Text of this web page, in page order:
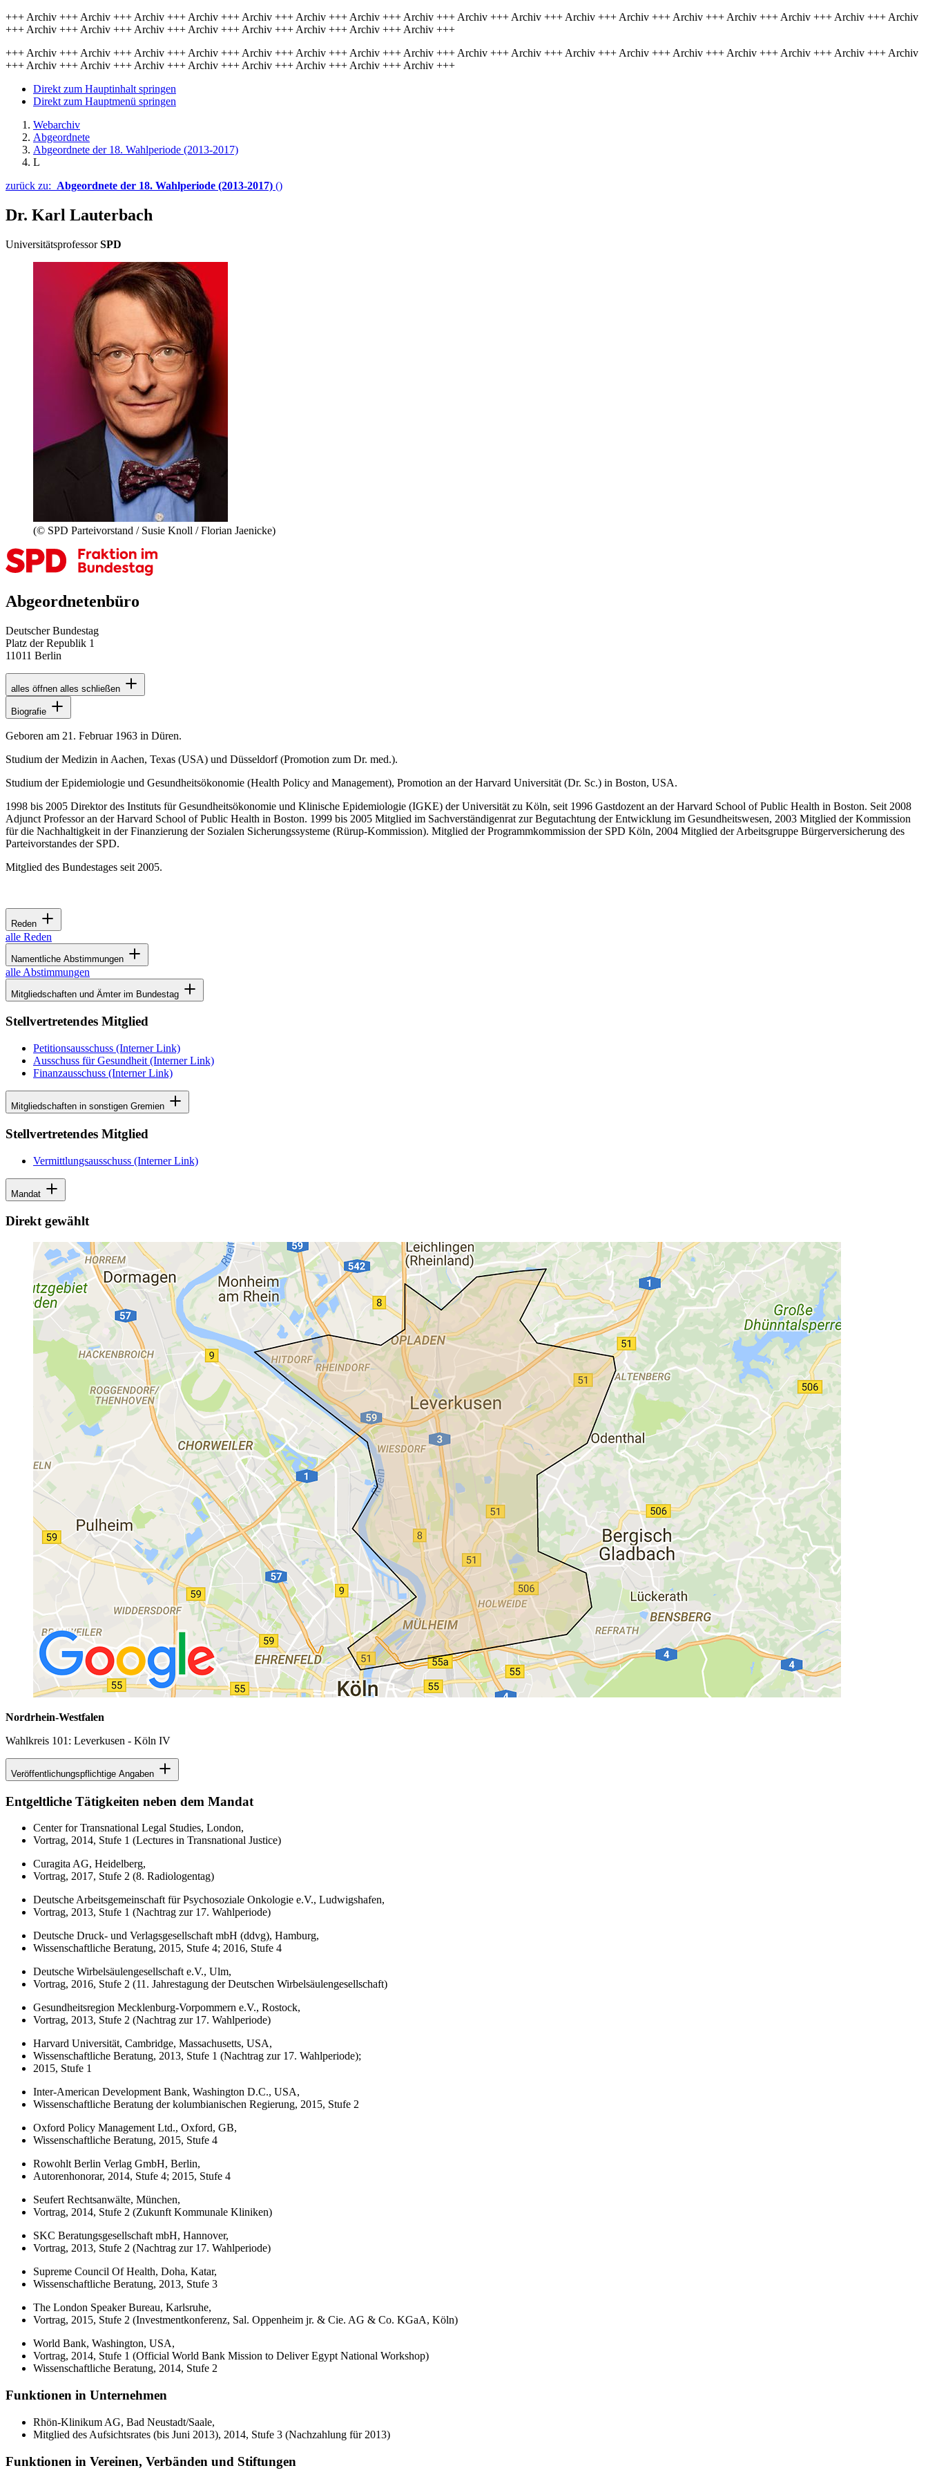
+++ Archiv +++ Archiv +++ Archiv +++ Archiv +++ Archiv +++ Archiv +++ Archiv +++ Archiv +++ Archiv +++ Archiv +++ Archiv +++ Archiv +++ Archiv +++ Archiv +++ Archiv +++ Archiv +++ Archiv
+++ Archiv +++ Archiv +++ Archiv +++ Archiv +++ Archiv +++ Archiv +++ Archiv +++ Archiv +++
+++ Archiv +++ Archiv +++ Archiv +++ Archiv +++ Archiv +++ Archiv +++ Archiv +++ Archiv +++ Archiv +++ Archiv +++ Archiv +++ Archiv +++ Archiv +++ Archiv +++ Archiv +++ Archiv +++ Archiv
+++ Archiv +++ Archiv +++ Archiv +++ Archiv +++ Archiv +++ Archiv +++ Archiv +++ Archiv +++
Direkt zum Hauptinhalt springen
Direkt zum Hauptmenü springen
Webarchiv
Abgeordnete
Abgeordnete der 18. Wahlperiode (2013-2017)
L
zurück zu: Abgeordnete der 18. Wahlperiode (2013-2017) ()
Dr. Karl Lauterbach
Universitätsprofessor SPD
(© SPD Parteivorstand / Susie Knoll / Florian Jaenicke)
Abgeordnetenbüro
Deutscher Bundestag
Platz der Republik 1
11011 Berlin
alles öffnen alles schließen
Biografie
Geboren am 21. Februar 1963 in Düren.
Studium der Medizin in Aachen, Texas (USA) und Düsseldorf (Promotion zum Dr. med.).
Studium der Epidemiologie und Gesundheitsökonomie (Health Policy and Management), Promotion an der Harvard Universität (Dr. Sc.) in Boston, USA.
1998 bis 2005 Direktor des Instituts für Gesundheitsökonomie und Klinische Epidemiologie (IGKE) der Universität zu Köln, seit 1996 Gastdozent an der Harvard School of Public Health in Boston. Seit 2008
Adjunct Professor an der Harvard School of Public Health in Boston. 1999 bis 2005 Mitglied im Sachverständigenrat zur Begutachtung der Entwicklung im Gesundheitswesen, 2003 Mitglied der Kommission
für die Nachhaltigkeit in der Finanzierung der Sozialen Sicherungssysteme (Rürup-Kommission). Mitglied der Programmkommission der SPD Köln, 2004 Mitglied der Arbeitsgruppe Bürgerversicherung des
Parteivorstandes der SPD.
Mitglied des Bundestages seit 2005.
Reden
alle Reden
Namentliche Abstimmungen
alle Abstimmungen
Mitgliedschaften und Ämter im Bundestag
Stellvertretendes Mitglied
Petitionsausschuss (Interner Link)
Ausschuss für Gesundheit (Interner Link)
Finanzausschuss (Interner Link)
Mitgliedschaften in sonstigen Gremien
Stellvertretendes Mitglied
Vermittlungsausschuss (Interner Link)
Mandat
Direkt gewählt
Nordrhein-Westfalen
Wahlkreis 101: Leverkusen - Köln IV
Veröffentlichungspflichtige Angaben
Entgeltliche Tätigkeiten neben dem Mandat
Center for Transnational Legal Studies, London,
Vortrag, 2014, Stufe 1 (Lectures in Transnational Justice)
Curagita AG, Heidelberg,
Vortrag, 2017, Stufe 2 (8. Radiologentag)
Deutsche Arbeitsgemeinschaft für Psychosoziale Onkologie e.V., Ludwigshafen,
Vortrag, 2013, Stufe 1 (Nachtrag zur 17. Wahlperiode)
Deutsche Druck- und Verlagsgesellschaft mbH (ddvg), Hamburg,
Wissenschaftliche Beratung, 2015, Stufe 4; 2016, Stufe 4
Deutsche Wirbelsäulengesellschaft e.V., Ulm,
Vortrag, 2016, Stufe 2 (11. Jahrestagung der Deutschen Wirbelsäulengesellschaft)
Gesundheitsregion Mecklenburg-Vorpommern e.V., Rostock,
Vortrag, 2013, Stufe 2 (Nachtrag zur 17. Wahlperiode)
Harvard Universität, Cambridge, Massachusetts, USA,
Wissenschaftliche Beratung, 2013, Stufe 1 (Nachtrag zur 17. Wahlperiode);
2015, Stufe 1
Inter-American Development Bank, Washington D.C., USA,
Wissenschaftliche Beratung der kolumbianischen Regierung, 2015, Stufe 2
Oxford Policy Management Ltd., Oxford, GB,
Wissenschaftliche Beratung, 2015, Stufe 4
Rowohlt Berlin Verlag GmbH, Berlin,
Autorenhonorar, 2014, Stufe 4; 2015, Stufe 4
Seufert Rechtsanwälte, München,
Vortrag, 2014, Stufe 2 (Zukunft Kommunale Kliniken)
SKC Beratungsgesellschaft mbH, Hannover,
Vortrag, 2013, Stufe 2 (Nachtrag zur 17. Wahlperiode)
Supreme Council Of Health, Doha, Katar,
Wissenschaftliche Beratung, 2013, Stufe 3
The London Speaker Bureau, Karlsruhe,
Vortrag, 2015, Stufe 2 (Investmentkonferenz, Sal. Oppenheim jr. & Cie. AG & Co. KGaA, Köln)
World Bank, Washington, USA,
Vortrag, 2014, Stufe 1 (Official World Bank Mission to Deliver Egypt National Workshop)
Wissenschaftliche Beratung, 2014, Stufe 2
Funktionen in Unternehmen
Rhön-Klinikum AG, Bad Neustadt/Saale,
Mitglied des Aufsichtsrates (bis Juni 2013), 2014, Stufe 3 (Nachzahlung für 2013)
Funktionen in Vereinen, Verbänden und Stiftungen